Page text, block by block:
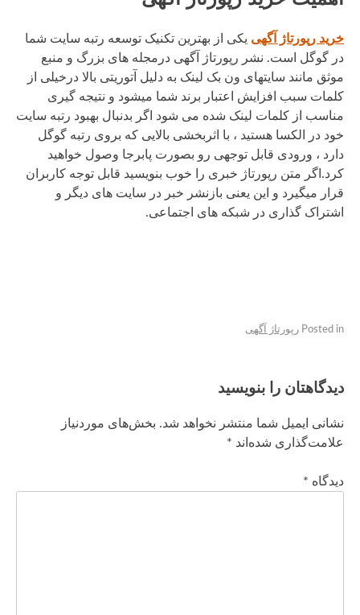
خرید رپورتاژ آگهی یکی از بهترین تکنیک توسعه رتبه سایت شما
در گوگل است. نشر رپورتاژ آگهی درمجله های بزرگ و منبع
موثق مانند سایتهای ون بک لینک به دلیل آتوریتی بالا درخیلی از
کلمات سبب افزایش اعتبار برند شما میشود و نتیجه گیری
مناسب از کلمات لینک شده می شود اگر بدنبال بهبود رتبه سایت
خود در الکسا هستید ، با اثربخشی بالایی که بروی رتبه گوگل
دارد ، ورودی قابل توجهی رو بصورت پابرجا وصول خواهید
کرد.اگر متن رپورتاژ خبری را خوب بنویسید قابل توجه کاربران
قرار میگیرد و این یعنی بازنشر خبر در سایت های دیگر و
اشتراک گذاری در شبکه های اجتماعی.
Posted in رپورتاژ آگهی
دیدگاهتان را بنویسید
نشانی ایمیل شما منتشر نخواهد شد. بخش‌های موردنیاز
علامت‌گذاری شده‌اند *
دیدگاه *